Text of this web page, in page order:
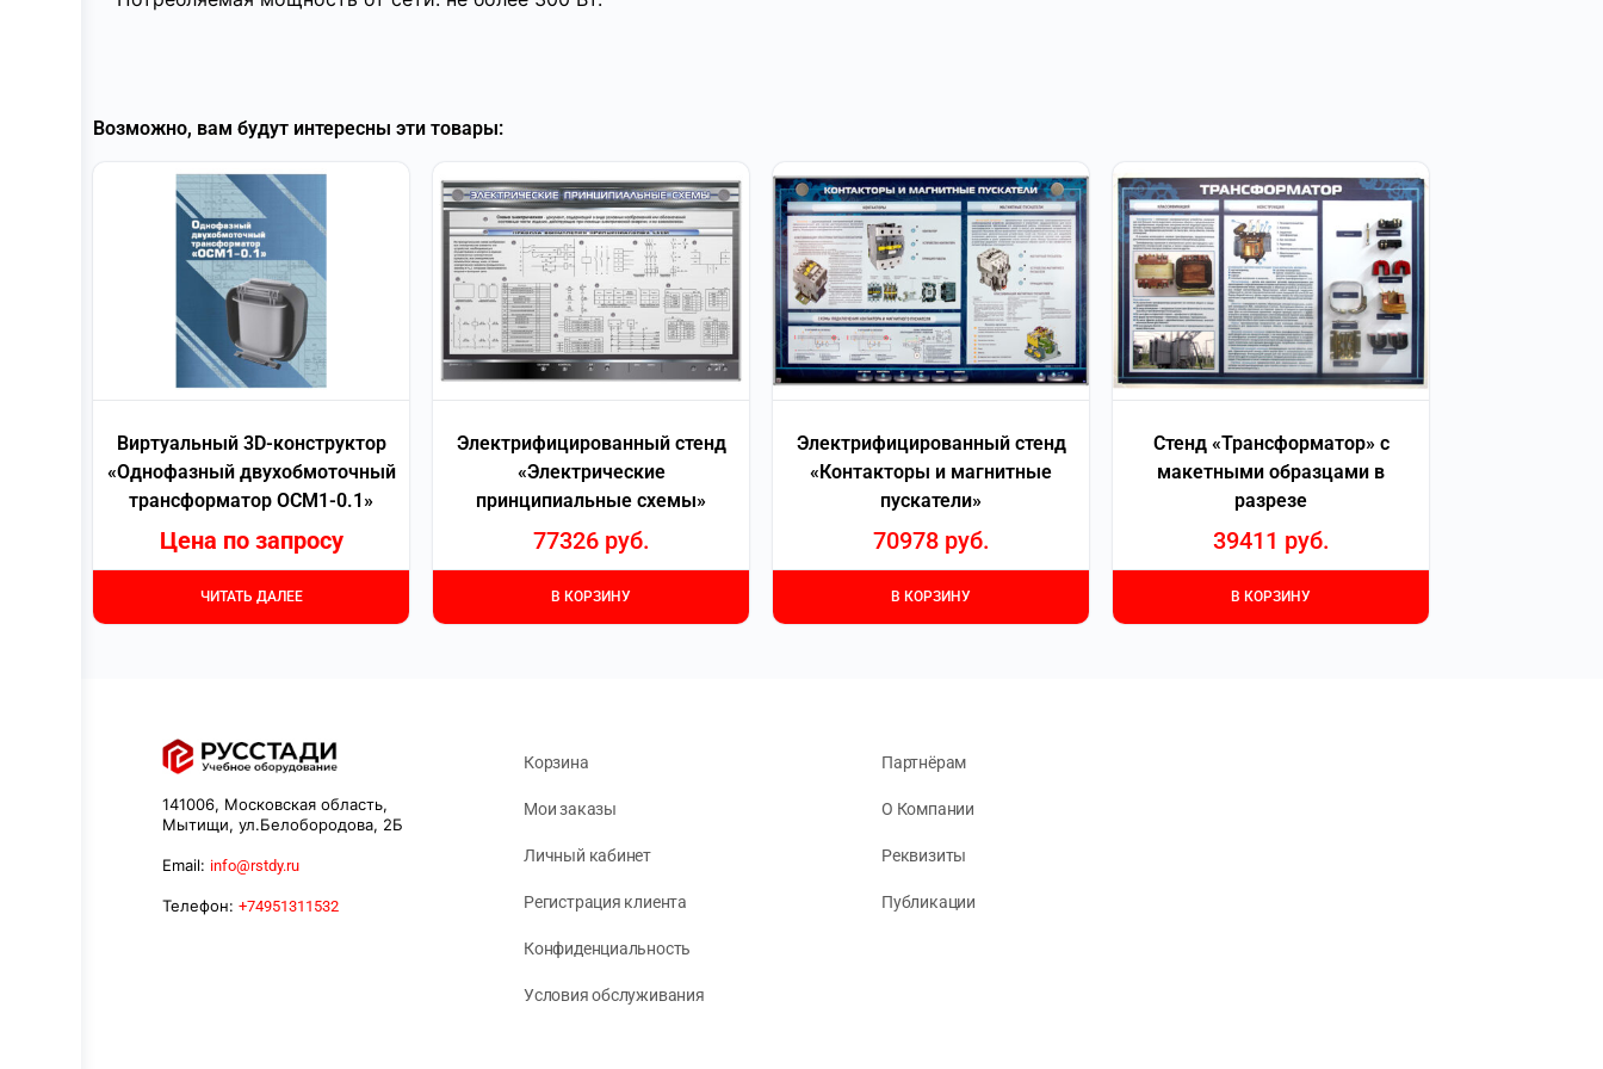
Возможно, вам будут интересны эти товары:
Виртуальный 3D-конструктор
«Однофазный двухобмоточный
трансформатор ОСМ1-0.1»
Цена по запросу
ЧИТАТЬ ДАЛЕЕ
Электрифицированный стенд
«Электрические
принципиальные схемы»
77326 руб.
В КОРЗИНУ
Электрифицированный стенд
«Контакторы и магнитные
пускатели»
70978 руб.
В КОРЗИНУ
Стенд «Трансформатор» с
макетными образцами в
разрезе
39411 руб.
В КОРЗИНУ
141006, Московская область,
Мытищи, ул.Белобородова, 2Б
Email: info@rstdy.ru
Телефон: +74951311532
Корзина
Мои заказы
Личный кабинет
Регистрация клиента
Конфиденциальность
Условия обслуживания
Партнёрам
О Компании
Реквизиты
Публикации